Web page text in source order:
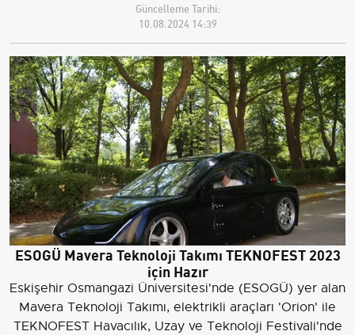
Güncelleme Tarihi:
10.08.2024 14:39
ESOGÜ Mavera Teknoloji Takımı TEKNOFEST 2023
için Hazır
Eskişehir Osmangazi Üniversitesi'nde (ESOGÜ) yer alan
Mavera Teknoloji Takımı, elektrikli araçları 'Orion' ile
TEKNOFEST Havacılık, Uzay ve Teknoloji Festivali'nde